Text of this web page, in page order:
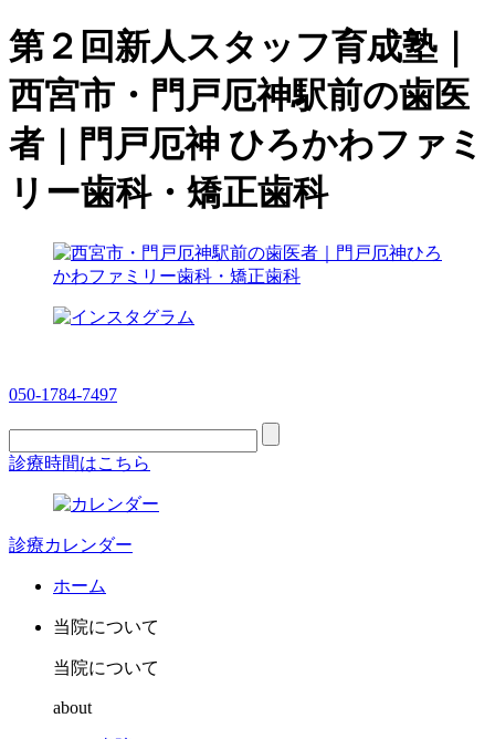
第２回新人スタッフ育成塾｜
西宮市・門戸厄神駅前の歯医
者｜門戸厄神 ひろかわファミ
リー歯科・矯正歯科
050-1784-7497
診療時間はこちら
診療カレンダー
ホーム
当院について
当院について
about